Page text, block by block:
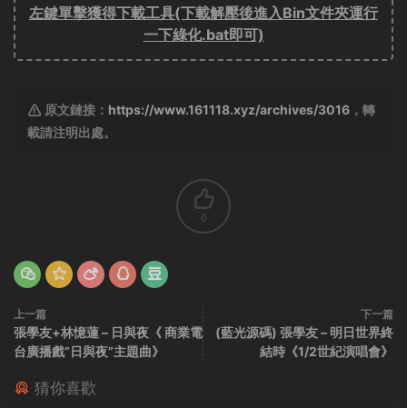
左鍵單擊獲得下載工具(下載解壓後進入Bin文件夾運行
一下綠化.bat即可)
原文鏈接： https://www.161118.xyz/archives/3016 ，轉
載請注明出處。
0
上一篇
張學友+林憶蓮 – 日與夜《 商業電
台廣播戲”日與夜”主題曲》
下一篇
(藍光源碼) 張學友 – 明日世界終
結時《1/2世紀演唱會》
猜你喜歡